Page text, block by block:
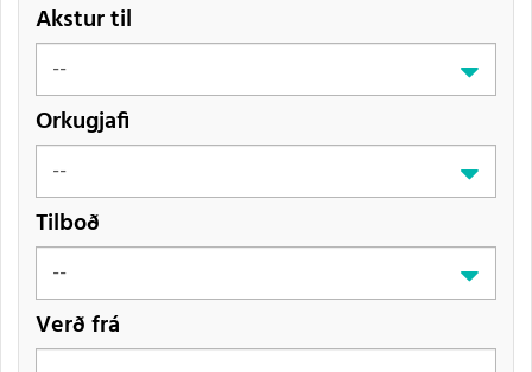
Akstur til
Orkugjafi
Tilboð
Verð frá